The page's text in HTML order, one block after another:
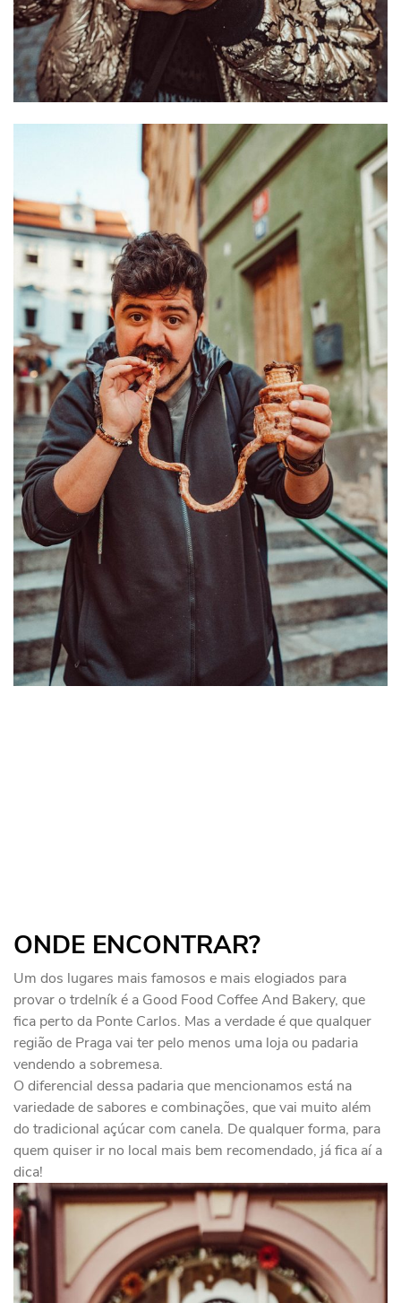
ONDE ENCONTRAR?
Um dos lugares mais famosos e mais elogiados para
provar o trdelník é a Good Food Coffee And Bakery, que
fica perto da Ponte Carlos. Mas a verdade é que qualquer
região de Praga vai ter pelo menos uma loja ou padaria
vendendo a sobremesa.
O diferencial dessa padaria que mencionamos está na
variedade de sabores e combinações, que vai muito além
do tradicional açúcar com canela. De qualquer forma, para
quem quiser ir no local mais bem recomendado, já fica aí a
dica!